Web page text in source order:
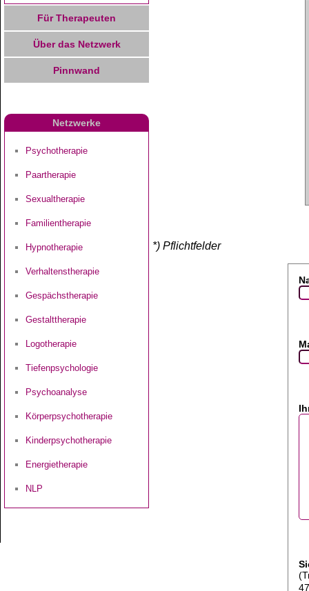
Für Therapeuten
Über das Netzwerk
Pinnwand
Netzwerke
Psychotherapie
Paartherapie
Sexualtherapie
Familientherapie
Hypnotherapie
Verhaltenstherapie
Gespächstherapie
Gestalttherapie
Logotherapie
Tiefenpsychologie
Psychoanalyse
Körperpsychotherapie
Kinderpsychotherapie
Energietherapie
NLP
*) Pflichtfelder